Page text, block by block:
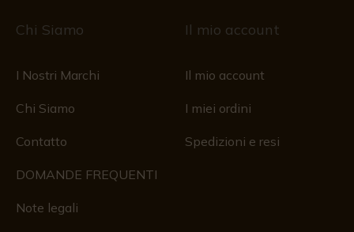
Chi Siamo
I Nostri Marchi
Chi Siamo
Contatto
DOMANDE FREQUENTI
Note legali
Il mio account
Il mio account
I miei ordini
Spedizioni e resi